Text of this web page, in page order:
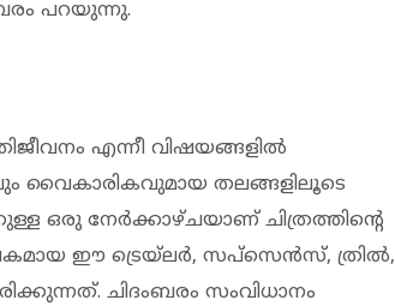
പറയുന്നു.
എന്നീ വിഷയങ്ങളില്‍
വൈകാരികവുമായ തലങ്ങളിലൂടെ
ഒരു നേര്‍ക്കാഴ്ചയാണ് ചിത്രത്തിന്റെ
ഈ ട്രെയ്‌ലര്‍, സപ്സെന്‍സ്, ത്രില്‍,
ചിദംബരം സംവിധാനം